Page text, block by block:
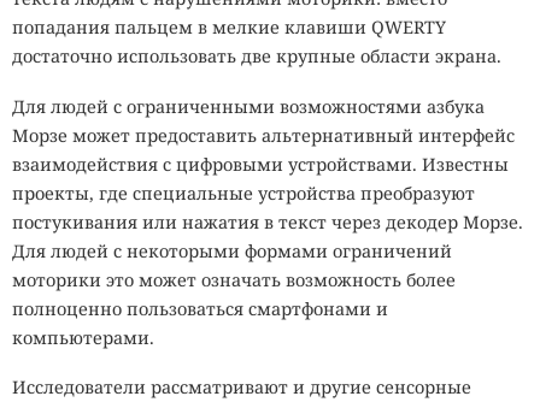
попадания пальцем в мелкие клавиши QWERTY
достаточно использовать две крупные области экрана.
Для людей с ограниченными возможностями азбука
Морзе может предоставить альтернативный интерфейс
взаимодействия с цифровыми устройствами. Известны
проекты, где специальные устройства преобразуют
постукивания или нажатия в текст через декодер Морзе.
Для людей с некоторыми формами ограничений
моторики это может означать возможность более
полноценно пользоваться смартфонами и
компьютерами.
Исследователи рассматривают и другие сенсорные